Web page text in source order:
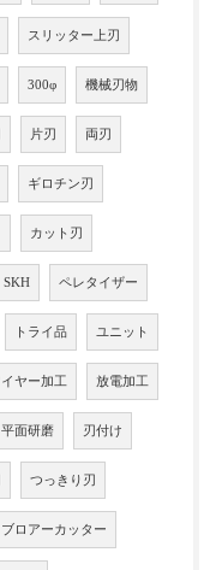
スリッター上刃
300φ 機械刃物
片刃 両刃
ギロチン刃
カット刃
SKH ペレタイザー
トライ品 ユニット
イヤー加工 放電加工
平面研磨 刃付け
つっきり刃
ブロアーカッター